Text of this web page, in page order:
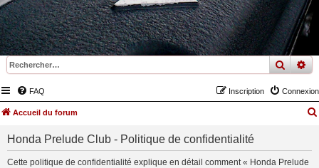
FAQ Connexion
Inscription
Accueil du forum
Honda Prelude Club - Politique de confidentialité
Cette politique de confidentialité explique en détail comment « Honda Prelude